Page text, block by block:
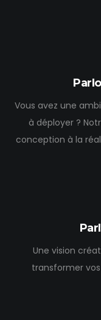
Vous avez une
à déployer ?
conception à la
Une vision
transformer